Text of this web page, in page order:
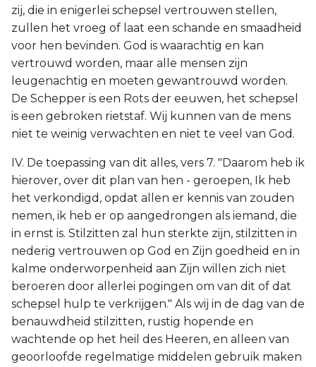
zij, die in enigerlei schepsel vertrouwen stellen,
zullen het vroeg of laat een schande en smaadheid
voor hen bevinden. God is waarachtig en kan
vertrouwd worden, maar alle mensen zijn
leugenachtig en moeten gewantrouwd worden.
De Schepper is een Rots der eeuwen, het schepsel
is een gebroken rietstaf. Wij kunnen van de mens
niet te weinig verwachten en niet te veel van God.
IV. De toepassing van dit alles, vers 7. "Daarom heb ik
hierover, over dit plan van hen - geroepen, Ik heb
het verkondigd, opdat allen er kennis van zouden
nemen, ik heb er op aangedrongen als iemand, die
in ernst is. Stilzitten zal hun sterkte zijn, stilzitten in
nederig vertrouwen op God en Zijn goedheid en in
kalme onderworpenheid aan Zijn willen zich niet
beroeren door allerlei pogingen om van dit of dat
schepsel hulp te verkrijgen." Als wij in de dag van de
benauwdheid stilzitten, rustig hopende en
wachtende op het heil des Heeren, en alleen van
geoorloofde regelmatige middelen gebruik maken